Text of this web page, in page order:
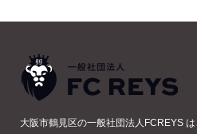
大阪市鶴見区の一般社団法人FCREYS